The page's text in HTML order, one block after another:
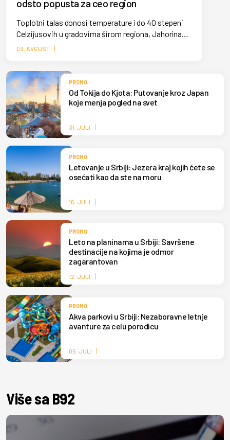
odsto popusta za ceo region
Toplotni talas donosi temperature i do 40 stepeni
Celzijusovih u gradovima širom regiona, Jahorina
ovih dana beleži veliki broj posetilaca koji osveženje
03. AVGUST
PROMO
Od Tokija do Kjota: Putovanje kroz Japan
koje menja pogled na svet
31. JULI
PROMO
Letovanje u Srbiji: Jezera kraj kojih ćete se
osećati kao da ste na moru
16. JULI
PROMO
Leto na planinama u Srbiji: Savršene
destinacije na kojima je odmor
zagarantovan
12. JULI
PROMO
Akva parkovi u Srbiji: Nezaboravne letnje
avanture za celu porodicu
05. JULI
Više sa B92